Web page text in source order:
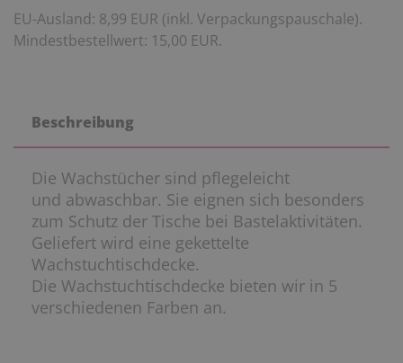
EU-Ausland: 8,99 EUR (inkl. Verpackungspauschale).
Mindestbestellwert: 15,00 EUR.
Beschreibung
Die Wachstücher sind pflegeleicht
und abwaschbar. Sie eignen sich besonders
zum Schutz der Tische bei Bastelaktivitäten.
Geliefert wird eine gekettelte
Wachstuchtischdecke.
Die Wachstuchtischdecke bieten wir in 5
verschiedenen Farben an.